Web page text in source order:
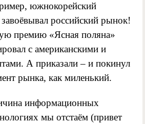
южнокорейский
российский рынок!
премию «Ясная поляна»
с американскими и
А приказали – и покинул
рынка, как миленький.
информационных
мы отстаём (привет